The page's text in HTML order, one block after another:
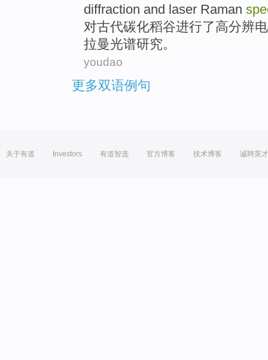
diffraction and laser Raman
对古代碳化稻谷进行了高分辨
拉曼光谱研究。
youdao
更多双语例句
关于有道 Investors 有道智选 官方博客 技术博客 诚聘英才